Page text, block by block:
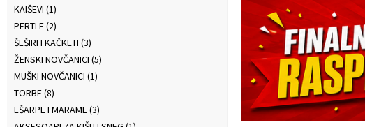
KAIŠEVI (1)
PERTLE(2)
ŠEŠIRI I KAČKETI (3)
ŽENSKI NOVČANICI (5)
MUŠKI NOVČANICI (1)
TORBE(8)
EŠARPE I MARAME(3)